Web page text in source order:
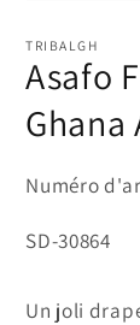
TRIBALGH
Asafo
Numéro
SKU:
SD-30864
Un joli